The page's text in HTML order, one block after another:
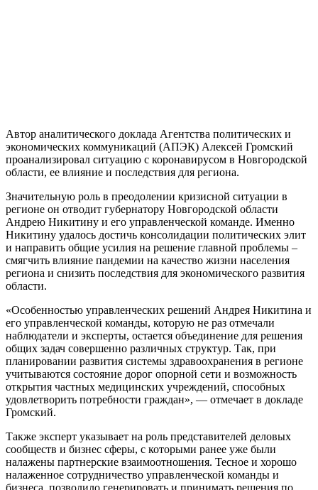
Автор аналитического доклада Агентства политических и
экономических коммуникаций (АПЭК) Алексей Громский
проанализировал ситуацию с коронавирусом в Новгородской
области, ее влияние и последствия для региона.
Значительную роль в преодолении кризисной ситуации в
регионе он отводит губернатору Новгородской области
Андрею Никитину и его управленческой команде. Именно
Никитину удалось достичь консолидации политических элит
и направить общие усилия на решение главной проблемы –
смягчить влияние пандемии на качество жизни населения
региона и снизить последствия для экономического развития
области.
«Особенностью управленческих решений Андрея Никитина и
его управленческой команды, которую не раз отмечали
наблюдатели и эксперты, остается объединение для решения
общих задач совершенно различных структур. Так, при
планировании развития системы здравоохранения в регионе
учитываются состояние дорог опорной сети и возможность
открытия частных медицинских учреждений, способных
удовлетворить потребности граждан», — отмечает в докладе
Громский.
Также эксперт указывает на роль представителей деловых
сообществ и бизнес сферы, с которыми ранее уже были
налажены партнерские взаимоотношения. Тесное и хорошо
налаженное сотрудничество управленческой команды и